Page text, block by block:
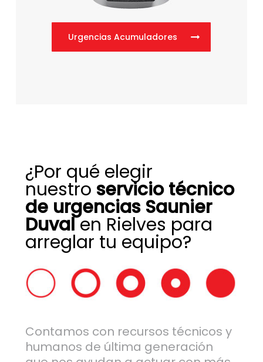
Urgencias Acumuladores
¿Por qué elegir
nuestro servicio técnico
de urgencias Saunier
Duvalen Rielves para
arreglar tu equipo?
Contamos con recursos técnicos y
humanos de última generación